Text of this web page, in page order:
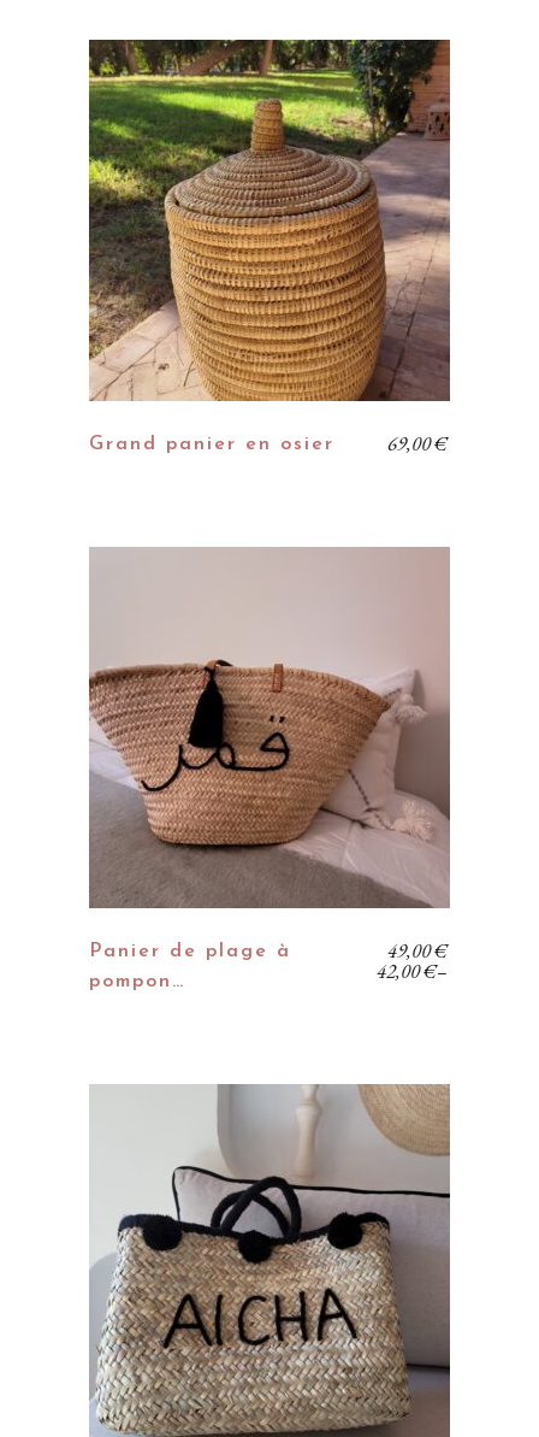
Grand panier en osier 69,00€
Panier de plage à
pompon…
42,00€–
49,00€